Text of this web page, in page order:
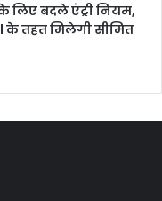
लिए बदले एंट्री नियम,
के तहत मिलेगी सीमित